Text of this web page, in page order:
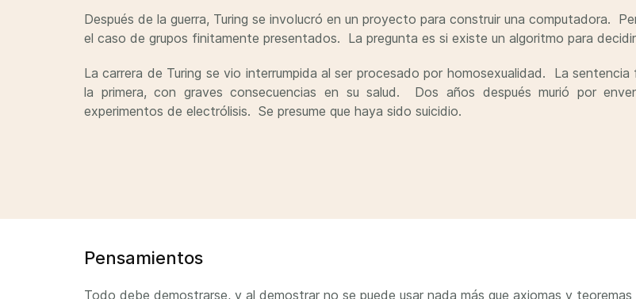
Después de la guerra, Turing se involucró en un proyecto para construir una computadora.
el caso de grupos finitamente presentados. La pregunta es si existe un algoritmo para
La carrera de Turing se vio interrumpida al ser procesado por homosexualidad. La
la primera, con graves consecuencias en su salud. Dos años después murió por
experimentos de electrólisis. Se presume que haya sido suicidio.
Pensamientos
Todo debe demostrarse, y al demostrar no se puede usar nada más que axiomas y